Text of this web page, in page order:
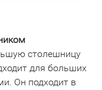
столешницу
для больших
Он подходит в